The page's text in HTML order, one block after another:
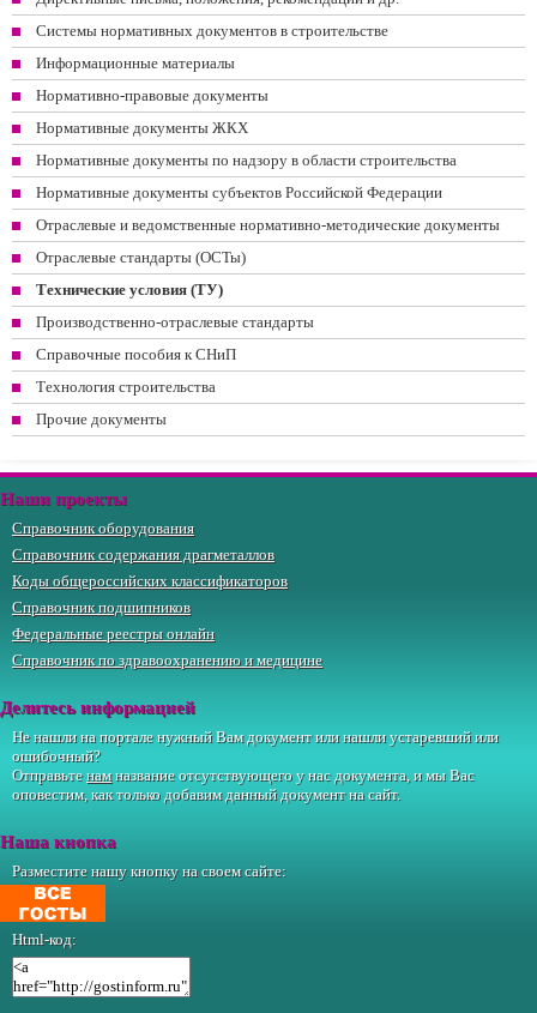
Системы нормативных документов в строительстве
Информационные материалы
Нормативно-правовые документы
Нормативные документы ЖКХ
Нормативные документы по надзору в области строительства
Нормативные документы субъектов Российской Федерации
Отраслевые и ведомственные нормативно-методические документы
Отраслевые стандарты (ОСТы)
Технические условия (ТУ)
Производственно-отраслевые стандарты
Справочные пособия к СНиП
Технология строительства
Прочие документы
Наши проекты
Справочник оборудования
Справочник содержания драгметаллов
Коды общероссийских классификаторов
Справочник подшипников
Федеральные реестры онлайн
Справочник по здравоохранению и медицине
Делитесь информацией
Не нашли на портале нужный Вам документ или нашли устаревший или
ошибочный?
Отправьтенамназвание отсутствующего у нас документа, и мы Вас
оповестим, как только добавим данный документ на сайт.
Наша кнопка
Разместите нашу кнопку на своем сайте:
Html-код: